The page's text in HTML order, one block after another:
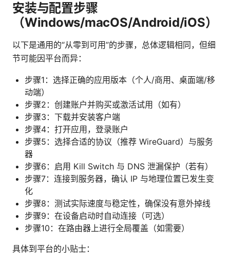
安装与配置步骤
（Windows/macOS/Android/iOS）
以下是通用的“从零到可用”的步骤，总体逻辑相同，但细
节可能因平台而异：
步骤1：选择正确的应用版本（个人/商用、桌面端/移
动端）
步骤2：创建账户并购买或激活试用（如有）
步骤3：下载并安装客户端
步骤4：打开应用，登录账户
步骤5：选择合适的协议（推荐 WireGuard）与服务
器
步骤6：启用 Kill Switch 与 DNS 泄漏保护（若有）
步骤7：连接到服务器，确认 IP 与地理位置已发生变
化
步骤8：测试实际速度与稳定性，确保没有意外掉线
步骤9：在设备启动时自动连接（可选）
步骤10：在路由器上进行全局覆盖（如需要）
具体到平台的小贴士：